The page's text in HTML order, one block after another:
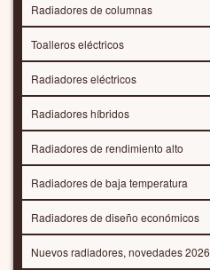
Radiadores de columnas
Toalleros eléctricos
Radiadores eléctricos
Radiadores híbridos
Radiadores de rendimiento alto
Radiadores de baja temperatura
Radiadores de diseño económicos
Nuevos radiadores, novedades 2026